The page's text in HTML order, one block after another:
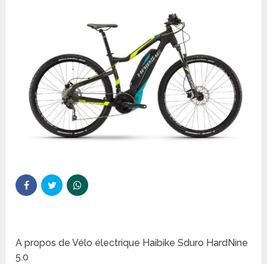
A propos de Vélo électrique Haibike Sduro HardNine
5.0